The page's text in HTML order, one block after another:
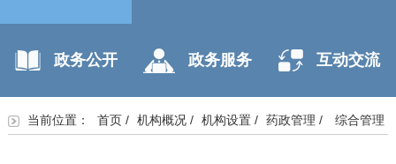
政务公开 政务服务 互动交流
当前位置： 首页/ 机构概况/ 机构设置/ 药政管理 / 综合管理